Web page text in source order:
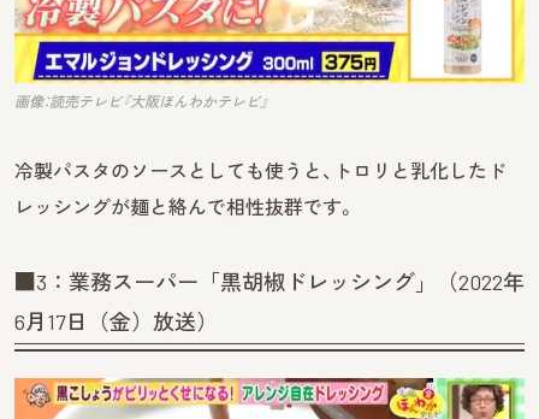
画像：読売テレビ『大阪ほんわかテレビ』
冷製パスタのソースとしても使うと、トロリと乳化したド
レッシングが麺と絡んで相性抜群です。
■3：業務スーパー「黒胡椒ドレッシング」（2022年
6月17日（金）放送）